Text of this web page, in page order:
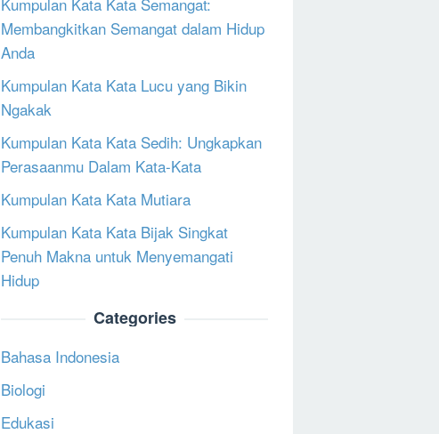
Membangkitkan Semangat dalam Hidup
Anda
Kumpulan Kata Kata Lucu yang Bikin
Ngakak
Kumpulan Kata Kata Sedih: Ungkapkan
Perasaanmu Dalam Kata-Kata
Kumpulan Kata Kata Mutiara
Kumpulan Kata Kata Bijak Singkat
Penuh Makna untuk Menyemangati
Hidup
Categories
Bahasa Indonesia
Biologi
Edukasi